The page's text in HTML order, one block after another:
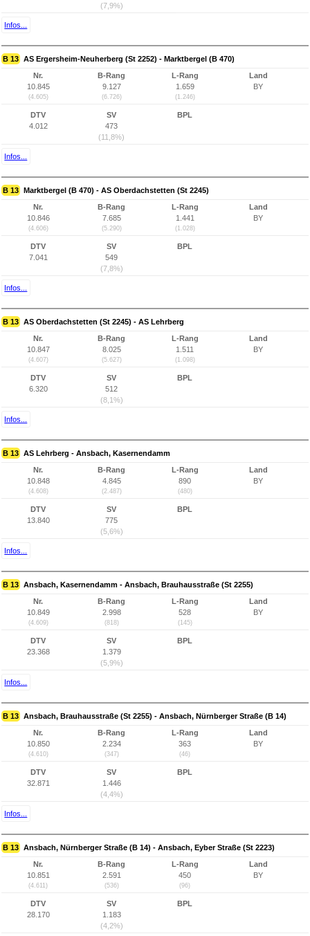
(7,9%)
Infos...
B 13 AS Ergersheim-Neuherberg (St 2252) - Marktbergel (B 470)
Nr.
10.845
(4.605)
B-Rang
9.127
(6.726)
L-Rang
1.659
(1.246)
Land
BY
DTV
4.012
SV
473
(11,8%)
BPL
Infos...
B 13 Marktbergel (B 470) - AS Oberdachstetten (St 2245)
Nr.
10.846
(4.606)
B-Rang
7.685
(5.290)
L-Rang
1.441
(1.028)
Land
BY
DTV
7.041
SV
549
(7,8%)
BPL
Infos...
B 13 AS Oberdachstetten (St 2245) - AS Lehrberg
Nr.
10.847
(4.607)
B-Rang
8.025
(5.627)
L-Rang
1.511
(1.098)
Land
BY
DTV
6.320
SV
512
(8,1%)
BPL
Infos...
B 13 AS Lehrberg - Ansbach, Kasernendamm
Nr.
10.848
(4.608)
B-Rang
4.845
(2.487)
L-Rang
890
(480)
Land
BY
DTV
13.840
SV
775
(5,6%)
BPL
Infos...
B 13 Ansbach, Kasernendamm - Ansbach, Brauhausstraße (St 2255)
Nr.
10.849
(4.609)
B-Rang
2.998
(818)
L-Rang
528
(145)
Land
BY
DTV
23.368
SV
1.379
(5,9%)
BPL
Infos...
B 13 Ansbach, Brauhausstraße (St 2255) - Ansbach, Nürnberger Straße (B 14)
Nr.
10.850
(4.610)
B-Rang
2.234
(347)
L-Rang
363
(46)
Land
BY
DTV
32.871
SV
1.446
(4,4%)
BPL
Infos...
B 13 Ansbach, Nürnberger Straße (B 14) - Ansbach, Eyber Straße (St 2223)
Nr.
10.851
(4.611)
B-Rang
2.591
(536)
L-Rang
450
(96)
Land
BY
DTV
28.170
SV
1.183
(4,2%)
BPL